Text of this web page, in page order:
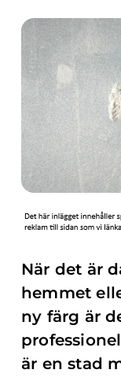
När det är
hemmet
ny färg är
är en stad